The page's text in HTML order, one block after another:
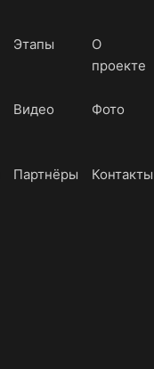
Этапы
О
проекте
Видео Фото
Партнёры Контакты